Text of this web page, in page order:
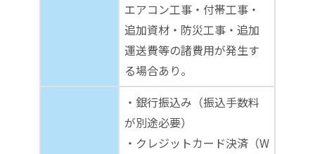
エアコン工事・付帯工事・
追加資材・防災工事・追加
運送費等の諸費用が発生す
る場合あり。
・銀行振込み（振込手数料
が別途必要）
・クレジットカード決済（W